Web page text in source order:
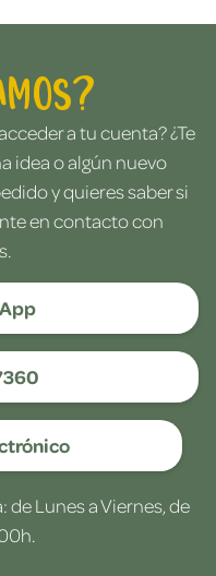
a tu cuenta? ¿Te
idea o algún nuevo
y quieres saber si
en contacto con
Lunes a Viernes, de